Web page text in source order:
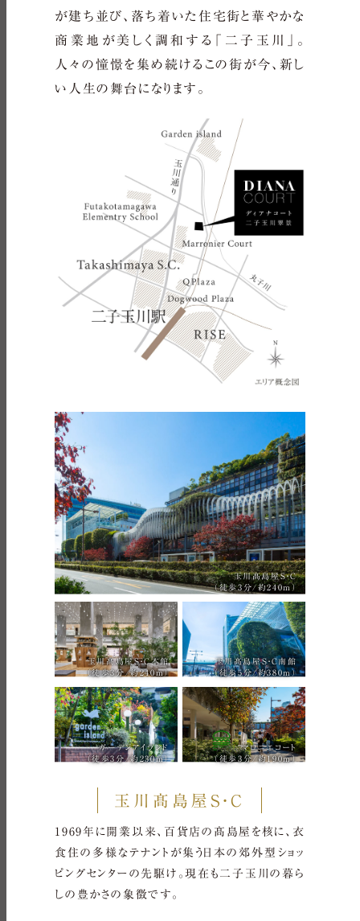
が建ち並び、落ち着いた住宅街と華やかな
商業地が美しく調和する「二子玉川」。
人々の憧憬を集め続けるこの街が今、新し
い人生の舞台になります。
玉川髙島屋S・C
（徒歩3分/約240m）
玉川髙島屋S・C本館
（徒歩3分/約240m）
玉川髙島屋S・C南館
（徒歩5分/約380m）
ガーデンアイランド
（徒歩3分/約230m）
マロニエコート
（徒歩3分/約190m）
玉川髙島屋S・C
1969年に開業以来、百貨店の髙島屋を核に、衣
食住の多様なテナントが集う日本の郊外型ショッ
ピングセンターの先駆け。現在も二子玉川の暮ら
しの豊かさの象徴です。